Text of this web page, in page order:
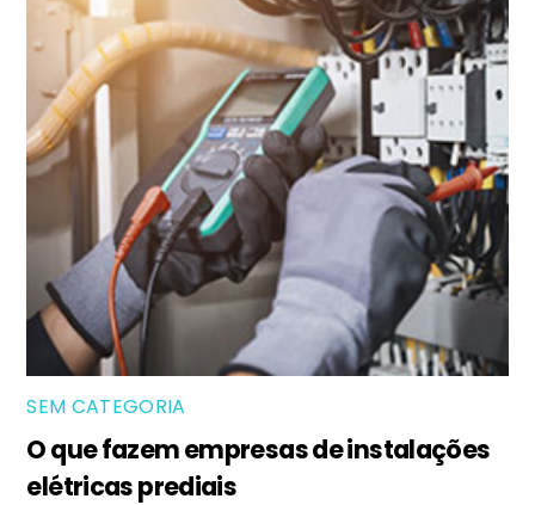
SEM CATEGORIA
O que fazem empresas de instalações
elétricas prediais